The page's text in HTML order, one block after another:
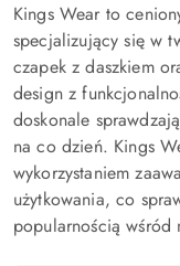
Kings Wear to
specjalizujący się w
czapek z daszkiem
design z
doskonale
na co dzień. Kings
wykorzystaniem
użytkowania, co
popularnością wśród